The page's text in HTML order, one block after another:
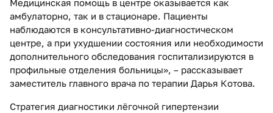
Медицинская помощь в центре оказывается как
амбулаторно, так и в стационаре. Пациенты
наблюдаются в консультативно-диагностическом
центре, а при ухудшении состояния или необходимости
дополнительного обследования госпитализируются в
профильные отделения больницы», – рассказывает
заместитель главного врача по терапии Дарья Котова.
Стратегия диагностики лёгочной гипертензии